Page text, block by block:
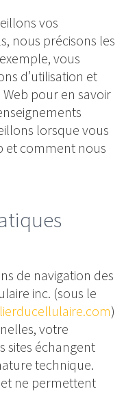
vos
nous précisons les
vous
d’utilisation et
pour en savoir
lorsque vous
et comment nous
de navigation des
inc. (sous le
)
votre
sites échangent
technique.
ne permettent